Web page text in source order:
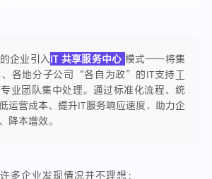
企业引入IT 共享服务中心 模式——将集
、各地分子公司“各自为政”的IT支持工
业团队集中处理。通过标准化流程、统
运营成本、提升IT服务响应速度，助力企
降本增效。
多企业发现情况并不理想：